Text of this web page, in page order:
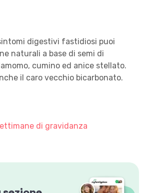
digestivi fastidiosi puoi
naturali a base di semi di
cumino ed anice stellato.
il caro vecchio bicarbonato.
di gravidanza